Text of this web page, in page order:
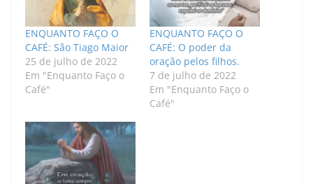
ENQUANTO FAÇO O
CAFÉ: São Tiago Maior
25 de julho de 2022
Em "Enquanto Faço o
Café"
ENQUANTO FAÇO O
CAFÉ: O poder da
oração pelos filhos.
7 de julho de 2022
Em "Enquanto Faço o
Café"